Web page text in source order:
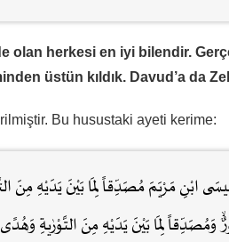
olan herkesi en iyi bilendir.
üstün kıldık. Davud’a da
Bu husustaki ayeti kerime:
ابْنِ مَرْيَمَ مُصَدِّقاً لِمَا بَيْنَ يَدَيْهِ مِنَ
وَمُصَدِّقاً لِمَا بَيْنَ يَدَيْهِ مِنَ التَّوْرٰيةِ